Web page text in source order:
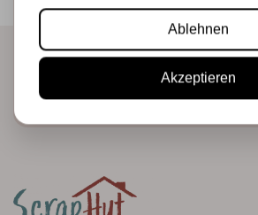
Produkte direkt in Ihrem Posteingang!
Ablehnen
Akzeptieren